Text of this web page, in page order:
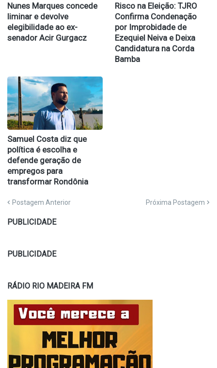
Nunes Marques concede
liminar e devolve
elegibilidade ao ex-
senador Acir Gurgacz
Risco na Eleição: TJRO
Confirma Condenação
por Improbidade de
Ezequiel Neiva e Deixa
Candidatura na Corda
Bamba
Samuel Costa diz que
política é escolha e
defende geração de
empregos para
transformar Rondônia
Postagem Anterior Próxima Postagem
PUBLICIDADE
PUBLICIDADE
RÁDIO RIO MADEIRA FM